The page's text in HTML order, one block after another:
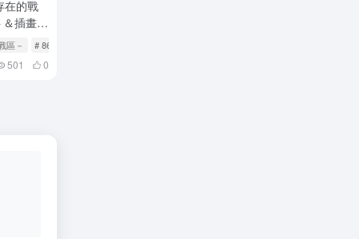
在的戰
插畫家
回顧！
地
區－ # 86―エイティシックス―
501 0